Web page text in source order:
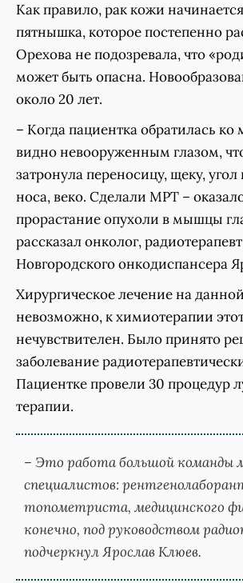
Как правило, рак кожи
пятнышка, которое постепенно
Орехова не подозревала, что
может быть опасна.
около 20 лет.
– Когда пациентка обратилась
видно невооруженным глазом,
затронула переносицу, щеку, угол
носа, веко. Сделали МРТ –
прорастание опухоли в мышцы
рассказал онколог, радиотерапевт
Новгородского онкодиспансера
Хирургическое лечение на
невозможно, к химиотерапии
нечувствителен. Было принято
заболевание
Пациентке провели 30 процедур
терапии.
– Это работа большой команды
специалистов:
топометриста, медицинского
конечно, под руководством
подчеркнул Ярослав Клюев.